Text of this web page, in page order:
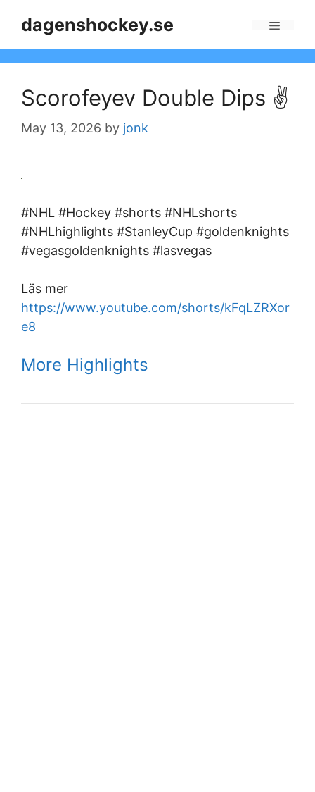
dagenshockey.se
Scorofeyev Double Dips ✌️
May 13, 2026 by jonk
#NHL #Hockey #shorts #NHLshorts
#NHLhighlights #StanleyCup #goldenknights
#vegasgoldenknights #lasvegas
Läs mer
https://www.youtube.com/shorts/kFqLZRXor
e8
More Highlights